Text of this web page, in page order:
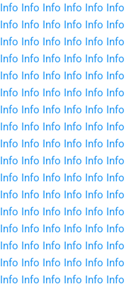
Info Info Info Info Info Info
Info Info Info Info Info Info
Info Info Info Info Info Info
Info Info Info Info Info Info
Info Info Info Info Info Info
Info Info Info Info Info Info
Info Info Info Info Info Info
Info Info Info Info Info Info
Info Info Info Info Info Info
Info Info Info Info Info Info
Info Info Info Info Info Info
Info Info Info Info Info Info
Info Info Info Info Info Info
Info Info Info Info Info Info
Info Info Info Info Info Info
Info Info Info Info Info Info
Info Info Info Info Info Info